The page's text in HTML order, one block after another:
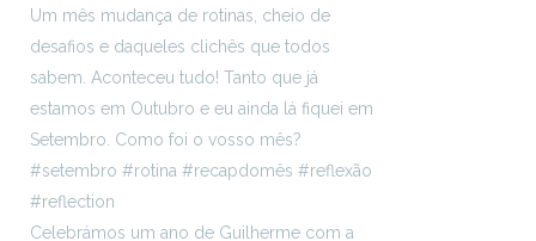
Celebrámos um ano de Guilherme com a